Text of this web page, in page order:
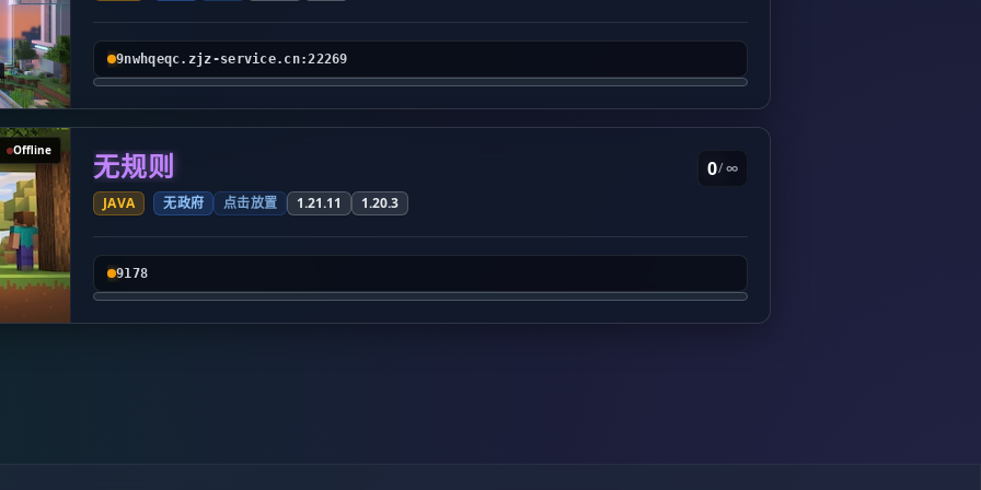
9nwhqeqc.zjz-service.cn:22269
Offline 无规则
JAVA 无政府 点击放置 1.21.11 1.20.3
0/ ∞
9178